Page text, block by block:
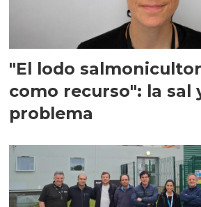
"El lodo
como recurso": la sal
problema